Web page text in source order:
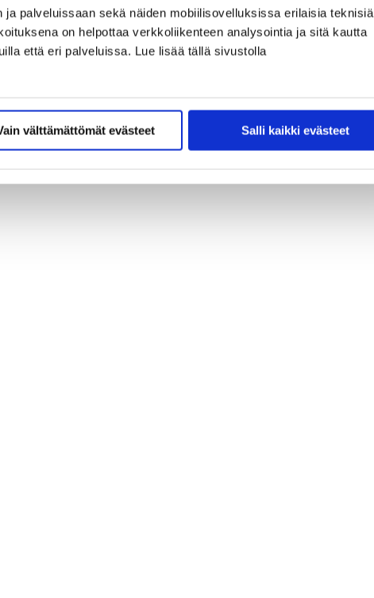
palveluissaan sekä näiden mobiilisovelluksissa erilaisia teknisiä
on helpottaa verkkoliikenteen analysointia ja sitä kautta
että eri palveluissa. Lue lisää tällä sivustolla
välttämättömät evästeet Salli kaikki evästeet